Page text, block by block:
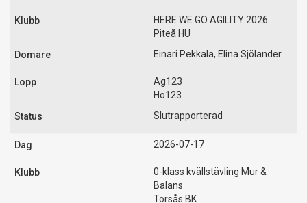
HERE WE GO AGILITY 2026
Piteå HU
Einari Pekkala, Elina Sjölander
Ag123
Ho123
Slutrapporterad
2026-07-17
0-klass kvällstävling Mur &
Balans
Torsås BK